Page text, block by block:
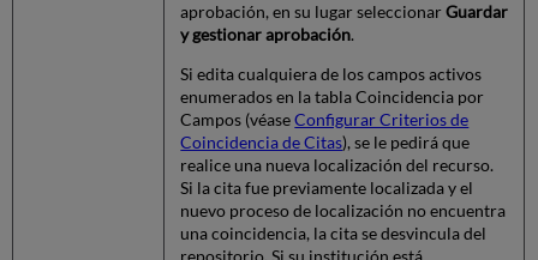
aprobación, en su lugar seleccionarGuardar
y gestionar aprobación.
Si edita cualquiera de los campos activos
enumerados en la tabla Coincidencia por
Campos (véaseConfigurar Criterios de
Coincidencia de Citas), se le pedirá que
realice una nueva localización del recurso.
Si la cita fue previamente localizada y el
nuevo proceso de localización no encuentra
una coincidencia, la cita se desvincula del
repositorio. Si su institución está